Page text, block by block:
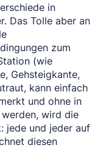
in
Das Tolle aber an
zum
(wie
Gehsteigkante,
kann einfach
und ohne in
wird die
jede und jeder auf
diesen